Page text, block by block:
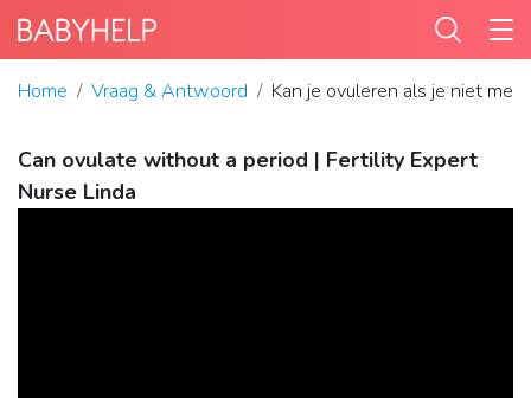
Home Vraag & Antwoord Kan je ovuleren als je niet
Can ovulate without a period | Fertility Expert
Nurse Linda